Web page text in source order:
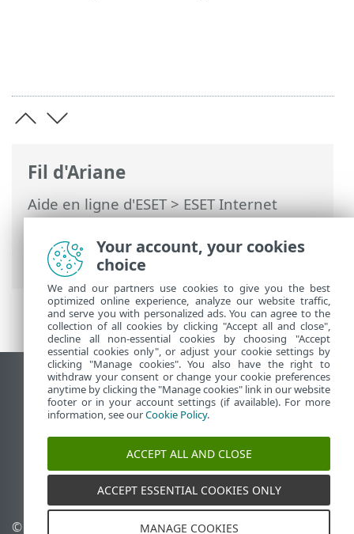
Fil d'Ariane
Aide en ligne d'ESET>ESET Internet
Security>Utilisation de ESET Internet
Security >Aide et assistance> Assistance
technique
Afficher le site pour ordinateur de bureau
End of Life
Base de connaissances ESET
Forum ESET
ESET Status Portal
Assistance régionale
© 1992 - 2026 ESET, spol. s Gérer les témoins
Your account, your cookies
choice
We and our partners use cookies to give you the best
optimized online experience, analyze our website traffic,
and serve you with personalized ads. You can agree to the
collection of all cookies by clicking "Accept all and close",
decline all non-essential cookies by choosing "Accept
essential cookies only", or adjust your cookie settings by
clicking "Manage cookies". You also have the right to
withdraw your consent or change your cookie preferences
anytime by clicking the "Manage cookies" link in our website
footer or in your account settings (if available). For more
information, see ourCookie Policy.
ACCEPT ALL AND CLOSE
ACCEPT ESSENTIAL COOKIES ONLY
MANAGE COOKIES